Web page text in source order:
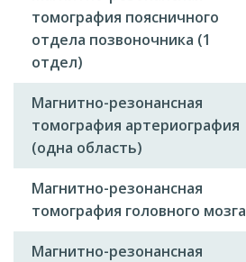
томография поясничного
отдела позвоночника (1
отдел)
Магнитно-резонансная
томография артериография
(одна область)
Магнитно-резонансная
томография головного мозга
Магнитно-резонансная